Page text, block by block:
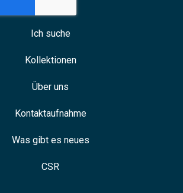
Ich suche
Kollektionen
Über uns
Kontaktaufnahme
Was gibt es neues
CSR